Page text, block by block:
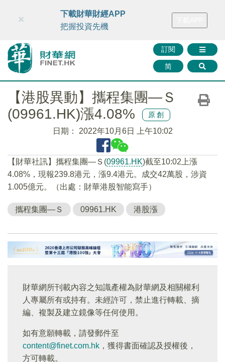
財華智庫網 FINTV FINMETA 財華證券 媒體矩陣
訂閱
简
×
下載財華財經APP
把握投資先機
【港股異動】攜程集團—Ｓ
(09961.HK)漲4.08%
原創
日期： 2022年10月6日 上午10:02
【財華社訊】攜程集團—Ｓ(09961.HK)截至10:02上漲
4.08%，現報239.8港元，漲9.4港元。成交42萬股，涉資
1.005億元。（出處：財華港股智能寫手）
攜程集團—Ｓ 09961.HK 港股漲
財華網所刊載內容之知識產權為財華網及相關權利
人專屬所有或持有。未經許可，禁止進行轉載、摘
編、複製及建立鏡像等任何使用。
如有意願轉載，請發郵件至
content@finet.com.hk ，獲得書面確認及授權後，
方可轉載。